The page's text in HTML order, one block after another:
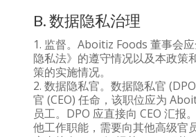
B. 数据隐私治理
监督。Aboitiz Foods 董事会
隐私法》的遵守情况以及本政策
策的实施情况。
数据隐私官。数据隐私官
官 (CEO) 任命，该职位应为
员工。DPO 应直接向 CEO 汇报
他工作职能，需要向其他高级官